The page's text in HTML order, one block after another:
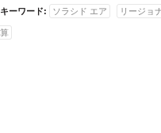
キーワード: ソラシド エア リージョ
算